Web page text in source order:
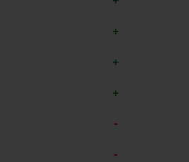
+
+
+
-
-